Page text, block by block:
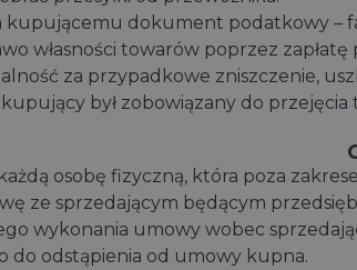
kupującemu dokument podatkowy –
własności towarów poprzez
za przypadkowe zniszczenie,
był zobowiązany do
osobę fizyczną, która poza
ze sprzedającym będącym
wykonania umowy wobec
do odstąpienia od umowy kupna.